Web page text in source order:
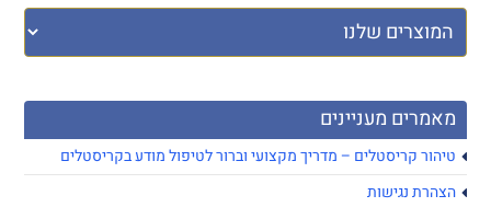
מאמרים מעניינים
טיהור קריסטלים – מדריך מקצועי וברור לטיפול מודע בקריסטלים
הצהרת נגישות